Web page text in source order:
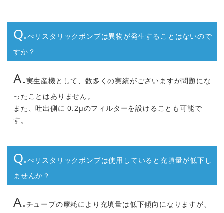
Q.ぺリスタリックポンプは異物が発生することはないので
すか？
A.実生産機として、数多くの実績がございますが問題にな
ったことはありません。
また、吐出側に 0.2μのフィルターを設けることも可能で
す。
Q.ぺリスタリックポンプは使用していると充填量が低下し
ませんか？
A.チューブの摩耗により充填量は低下傾向になりますが、